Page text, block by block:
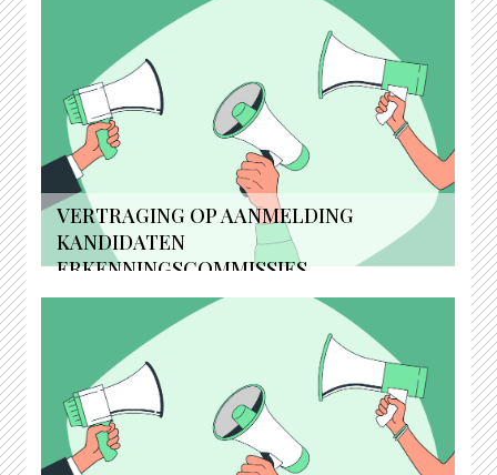
VERTRAGING OP AANMELDING
KANDIDATEN
ERKENNINGSCOMMISSIES...